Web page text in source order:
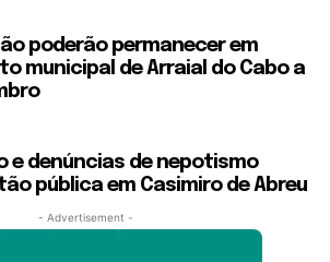
poderão permanecer em
municipal de Arraial do Cabo a
e denúncias de nepotismo
pública em Casimiro de Abreu
- Advertisement -